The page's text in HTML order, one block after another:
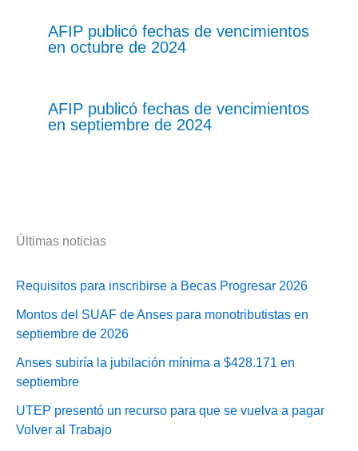
AFIP publicó fechas de vencimientos
en octubre de 2024
AFIP publicó fechas de vencimientos
en septiembre de 2024
Últimas noticias
Requisitos para inscribirse a Becas Progresar 2026
Montos del SUAF de Anses para monotributistas en
septiembre de 2026
Anses subiría la jubilación mínima a $428.171 en
septiembre
UTEP presentó un recurso para que se vuelva a pagar
Volver al Trabajo